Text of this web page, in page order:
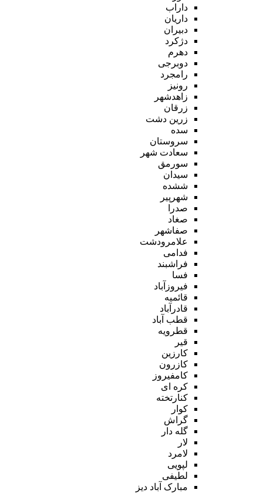
داراب
داریان
دبیران
دژکرد
دهرم
دوبرجی
رامجرد
رونیز
زاهدشهر
زرقان
زرین دشت
سده
سروستان
سعادت شهر
سورمق
سیدان
ششده
شهرپیر
صدرا
صغاد
صفاشهر
علامرودشت
فدامی
فراشبند
فسا
فیروزآباد
قائمیه
قادرآباد
قطب آباد
قطرویه
قیر
کارزین
کازرون
کامفیروز
کره ای
کنارتخته
کوار
گراش
گله دار
لار
لامرد
لپویی
لطیفی
مبارک آباد دیز